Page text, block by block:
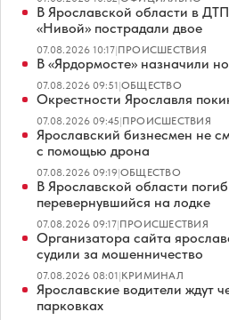
В Ярославской области в
«Нивой» пострадали двое
07.08.2026 10:17|ПРОИСШЕСТВИЯ
В «Ярдормосте» назначили
07.08.2026 09:51|ОБЩЕСТВО
Окрестности Ярославля
07.08.2026 09:45|ПРОИСШЕСТВИЯ
Ярославский бизнесмен не
с помощью дрона
07.08.2026 09:19|ОБЩЕСТВО
В Ярославской области
перевернувшийся на лодке
07.08.2026 09:17|ПРОИСШЕСТВИЯ
Организатора сайта
судили за мошенничество
07.08.2026 08:01|КРИМИНАЛ
Ярославские водители ждут
парковках